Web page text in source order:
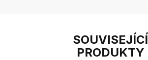
SOUVISEJÍCÍ
PRODUKTY